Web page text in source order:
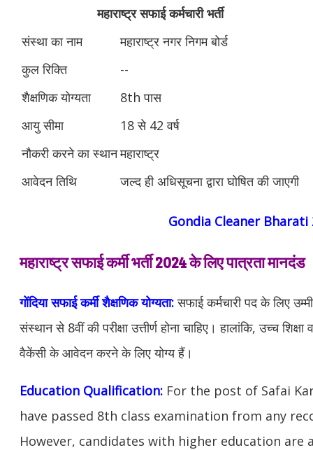
महाराष्ट्र सफाई कर्मचारी भर्ती
संस्था का नाम
महाराष्ट्र नगर निगम बोर्ड
कुल रिक्ति
--
शैक्षणिक योग्यता
8th पास
आयु सीमा
18 से 42 वर्ष
नौकरी करने का स्थानमहाराष्ट्र
आवेदन तिथि
जल्‍द ही अधिसूचना द्वारा घोषित की जाएगी
Gondia Cleaner Bharati
महाराष्ट्र सफाई कर्मी भर्ती 2024 के लिए पात्रता मानदंड
गोंदिया सफाई कर्मीशैक्षणिक योग्यता:सफाई कर्मचारी पद के लिए
संस्थान से 8वीं की परीक्षा उत्तीर्ण होना चाहिए। हालांकि, उच्च शिक्षा
वैकेंसी के आवेदन करने के लिए योग्य हैं।
Education Qualification: For the post of Safai
have passed 8th class examination from any
However, candidates with higher education are